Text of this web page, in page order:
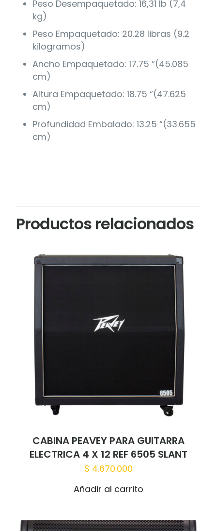
Peso Desempaquetado: 16,31 lb (7,4
kg)
Peso Empaquetado: 20.28 libras (9.2
kilogramos)
Ancho Empaquetado: 17.75 “(45.085
cm)
Altura Empaquetado: 18.75 “(47.625
cm)
Profundidad Embalado: 13.25 “(33.655
cm)
Productos relacionados
CABINA PEAVEY PARA GUITARRA
ELECTRICA 4 X 12 REF 6505 SLANT
$ 4.670.000
Añadir al carrito